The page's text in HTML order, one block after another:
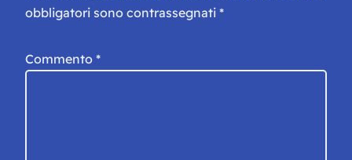
obbligatori sono contrassegnati *
Commento *